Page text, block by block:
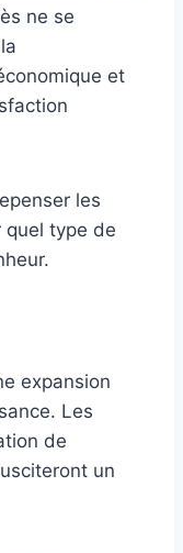
ne se
et
les
type de
expansion
Les
de
un